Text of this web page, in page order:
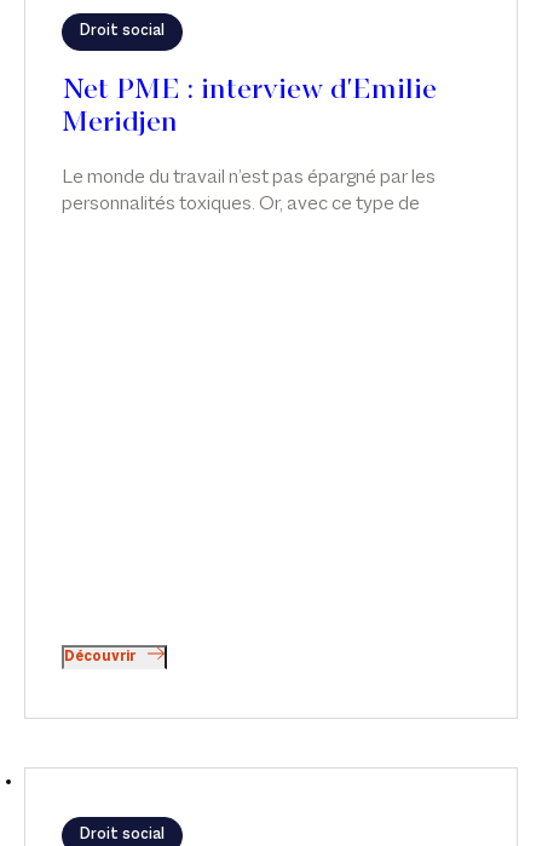
Droit social
Le monde du travail n’est pas épargné par les
personnalités toxiques. Or, avec ce type de
Net PME : interview d'Emilie
Meridjen
Découvrir
Droit social